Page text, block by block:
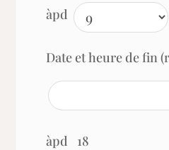
àpd
Date et heure de fin
àpd 18